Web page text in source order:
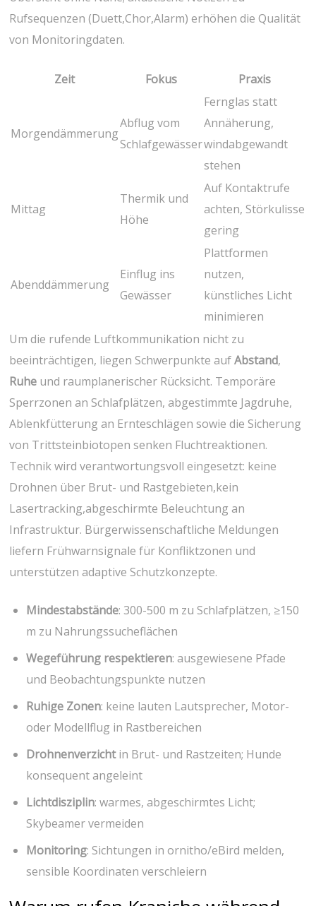
Rufsequenzen‌ (Duett,Chor,Alarm) ‍erhöhen die ‍Qualität
von Monitoringdaten.
Zeit Fokus Praxis
Morgendämmerung
Abflug vom
Schlafgewässer
Fernglas ⁣statt
Annäherung,
windabgewandt‍
stehen
Mittag
Thermik‍ und
Höhe
Auf Kontaktrufe
achten, Störkulisse
gering
Abenddämmerung
Einflug ins
Gewässer
Plattformen
nutzen,
künstliches Licht
minimieren
Um⁣ die rufende Luftkommunikation nicht zu
⁣beeinträchtigen, ‌liegen⁤ Schwerpunkte aufAbstand,
Ruhe und raumplanerischer ⁣Rücksicht. Temporäre
Sperrzonen an Schlafplätzen, ‍abgestimmte Jagdruhe,
Ablenkfütterung an Ernteschlägen sowie die Sicherung
von Trittsteinbiotopen senken Fluchtreaktionen.
Technik wird verantwortungsvoll eingesetzt: keine
Drohnen über Brut- und Rastgebieten,kein
Lasertracking,abgeschirmte Beleuchtung an
Infrastruktur. Bürgerwissenschaftliche Meldungen
liefern Frühwarnsignale für Konfliktzonen und
⁤unterstützen adaptive Schutzkonzepte.
Mindestabstände: 300-500‍ m zu⁣ Schlafplätzen, ≥150
m⁣ zu Nahrungssucheflächen
Wegeführung ​respektieren: ausgewiesene⁤ Pfade
und⁣ Beobachtungspunkte​ nutzen
Ruhige Zonen: keine lauten⁣ Lautsprecher, Motor-
‌oder Modellflug in Rastbereichen
Drohnenverzichtin Brut- und ⁣Rastzeiten; Hunde
konsequent ‌angeleint
Lichtdisziplin: warmes, ‌abgeschirmtes⁢ Licht;
⁣Skybeamer vermeiden
Monitoring: Sichtungen in ornitho/eBird melden,
sensible Koordinaten verschleiern